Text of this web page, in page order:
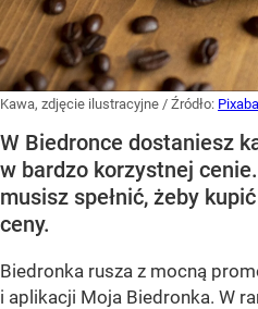
Kawa, zdjęcie ilustracyjne / Źródło:
W Biedronce dostaniesz
w bardzo korzystnej
musisz spełnić, żeby
ceny.
Biedronka rusza z mocną
i aplikacji Moja Biedronka. W